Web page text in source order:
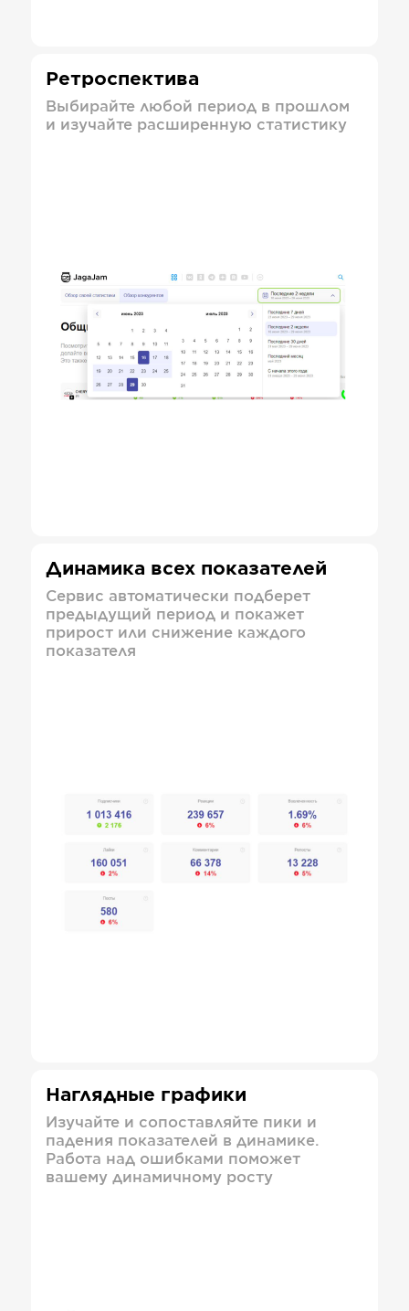
Ретроспектива
Выбирайте любой период в прошлом
и изучайте расширенную статистику
Динамика всех показателей
Сервис автоматически подберет
предыдущий период и покажет
прирост или снижение каждого
показателя
Наглядные графики
Изучайте и сопоставляйте пики и
падения показателей в динамике.
Работа над ошибками поможет
вашему динамичному росту